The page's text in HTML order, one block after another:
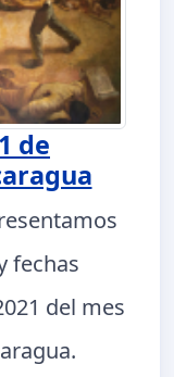
de
fechas
del mes